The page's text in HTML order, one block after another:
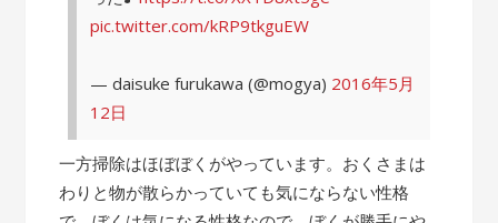
pic.twitter.com/kRP9tkguEW
— daisuke furukawa (@mogya) 2016年5月
12日
一方掃除はほぼぼくがやっています。おくさまは
わりと物が散らかっていても気にならない性格